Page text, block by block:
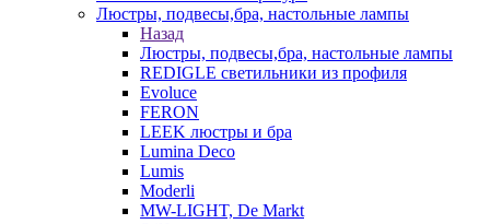
Люстры, подвесы,бра, настольные лампы
Назад
Люстры, подвесы,бра, настольные лампы
REDIGLE светильники из профиля
Evoluce
FERON
LEEK люстры и бра
Lumina Deco
Lumis
Moderli
MW-LIGHT, De Markt